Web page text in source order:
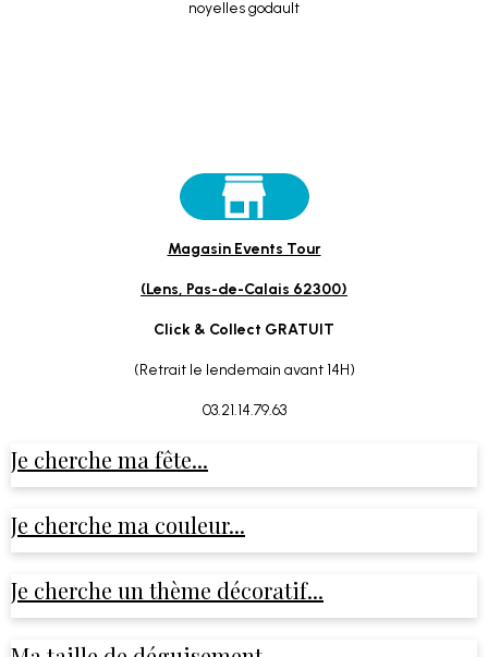
Magasin Events Tour
(Lens, Pas-de-Calais 62300)
Click & Collect GRATUIT
(Retrait le lendemain avant 14H)
03.21.14.79.63
Je cherche ma fête...
Je cherche ma couleur...
Je cherche un thème décoratif...